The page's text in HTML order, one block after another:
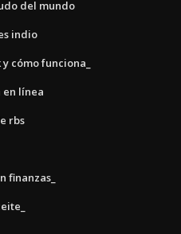
del mundo
indio
cómo funciona_
línea
rbs
finanzas_